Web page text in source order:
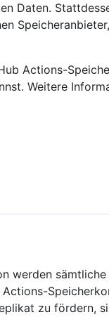
Daten.
Actions-
Weitere
werden sämtliche
zu fördern,